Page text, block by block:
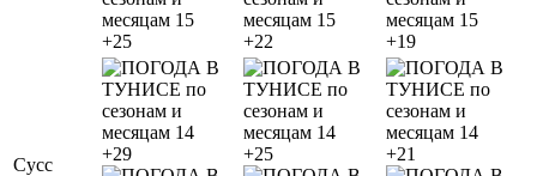
+25 +22 +19
Сусс
+29 +25 +21